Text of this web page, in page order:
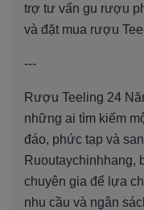
trợ tư vấn gu rượu
và đặt mua rượu
---
Rượu Teeling 24
những ai tìm kiếm
đáo, phức tạp và
Ruoutaychinhhang,
chuyên gia để lựa
nhu cầu và ngân